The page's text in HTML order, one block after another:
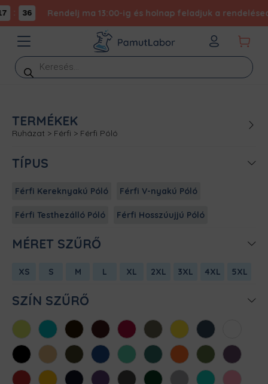
36 Rendelj ma 13:00-ig és holnap feladjuk a
Products
search
TERMÉKEK
Ruházat > Férfi > Férfi Póló
TÍPUS
Férfi Kereknyakú Póló Férfi V-nyakú Póló
Férfi Testhezálló Póló Férfi Hosszúujjú Póló
MÉRET SZŰRŐ
XS S M L XL 2XL 3XL 4XL 5XL
SZÍN SZŰRŐ
AlmazöldAtollkékBarnaBordóChili Cink Citromsárga
Denim
FeketeHomokKhaki KirálykékMentaMéregzöld
NarancsOliva Padlizsán
Piros SárgaSötétkékSötétlilaSötétszürke
SötétzöldSportszürke
Türkiz
Világos